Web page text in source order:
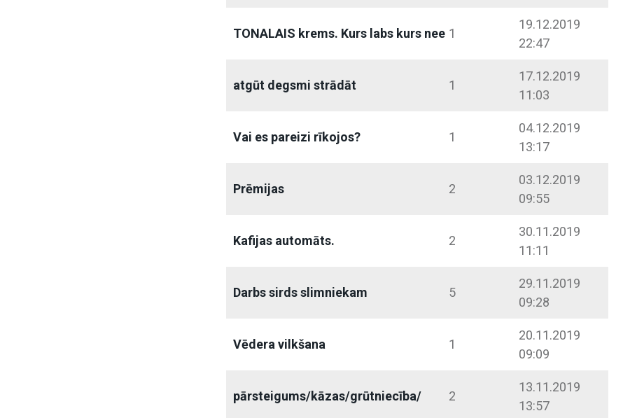
TONALAIS krems. Kurs labs kurs nee 1
19.12.2019
22:47
atgūt degsmi strādāt 1
17.12.2019
11:03
Vai es pareizi rīkojos? 1
04.12.2019
13:17
Prēmijas 2
03.12.2019
09:55
Kafijas automāts. 2
30.11.2019
11:11
Darbs sirds slimniekam 5
29.11.2019
09:28
Vēdera vilkšana 1
20.11.2019
09:09
pārsteigums/kāzas/grūtniecība/ 2
13.11.2019
13:57